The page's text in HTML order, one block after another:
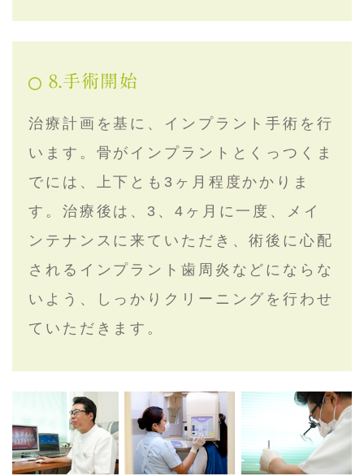
8.手術開始
治療計画を基に、インプラント手術を行
います。骨がインプラントとくっつくま
でには、上下とも3ヶ月程度かかりま
す。治療後は、3、4ヶ月に一度、メイ
ンテナンスに来ていただき、術後に心配
されるインプラント歯周炎などにならな
いよう、しっかりクリーニングを行わせ
ていただきます。